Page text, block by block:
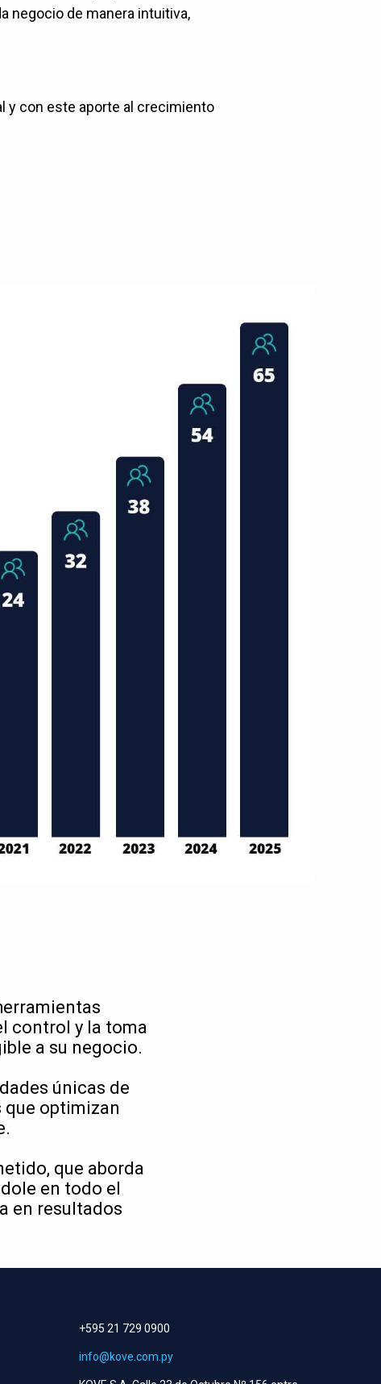
negocio de manera intuitiva,
y con este aporte al crecimiento
control y la toma
a su negocio.
únicas de
optimizan
que aborda
en todo el
en resultados
+595 21 729 0900
info@kove.com.py